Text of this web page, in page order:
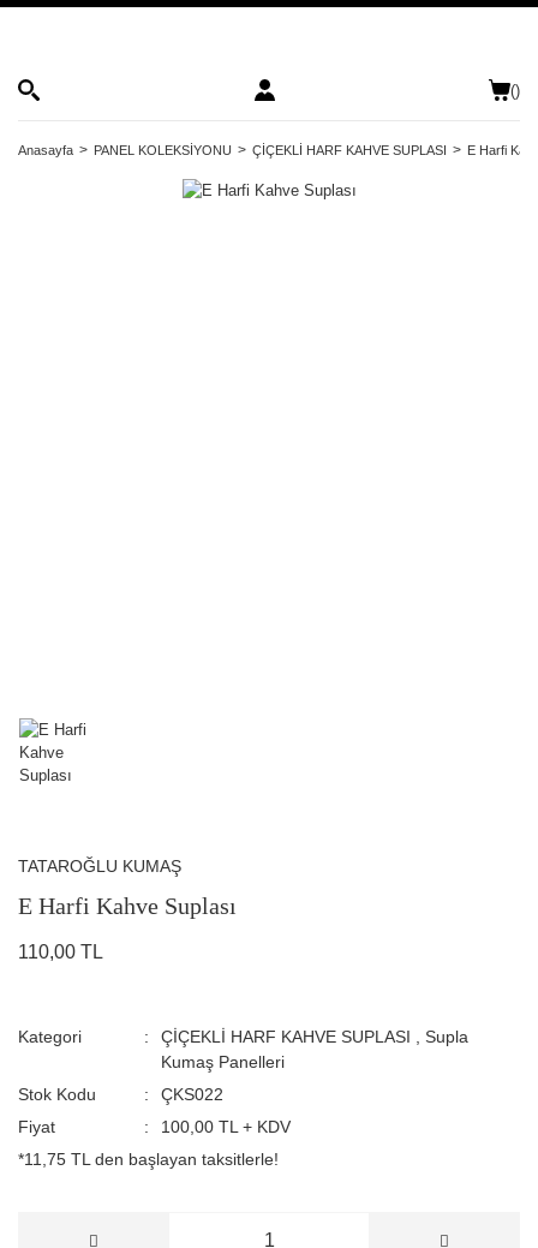
()
Anasayfa PANEL KOLEKSİYONU ÇİÇEKLİ HARF KAHVE SUPLASI E Harfi
TATAROĞLU KUMAŞ
E Harfi Kahve Suplası
110,00 TL
Kategori ÇİÇEKLİ HARF KAHVE SUPLASI
Supla
Kumaş Panelleri
Stok Kodu
ÇKS022
Fiyat
100,00 TL + KDV
*11,75 TL den başlayan taksitlerle!